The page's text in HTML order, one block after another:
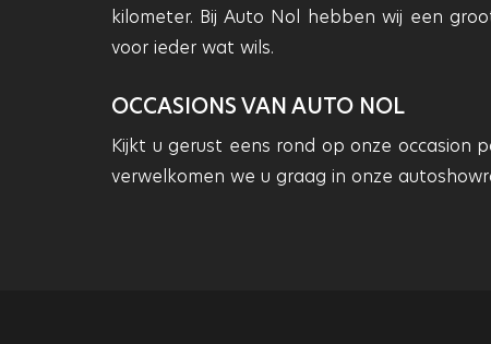
kilometer. Bij Auto Nol hebben wij een
voor ieder wat wils.
OCCASIONS VAN AUTO NOL
Kijkt u gerust eens rond op onze occasion
verwelkomen we u graag in onze